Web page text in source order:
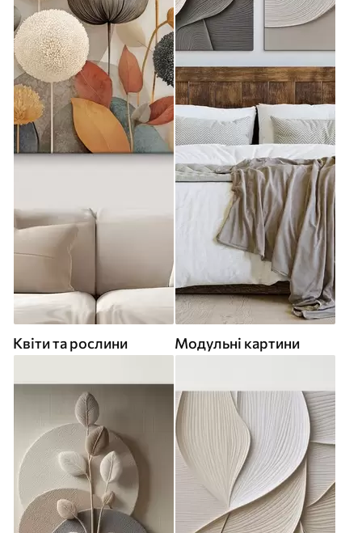
Квіти та рослини Модульні картини